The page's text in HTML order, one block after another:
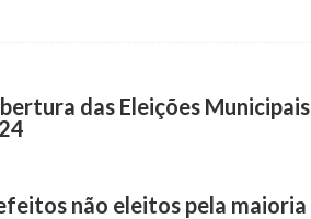
das Eleições Municipais
não eleitos pela maioria